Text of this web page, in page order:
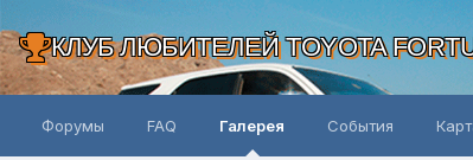
КЛУБ ЛЮБИТЕЛЕЙ TOYOTA
Форумы FAQ Галерея События